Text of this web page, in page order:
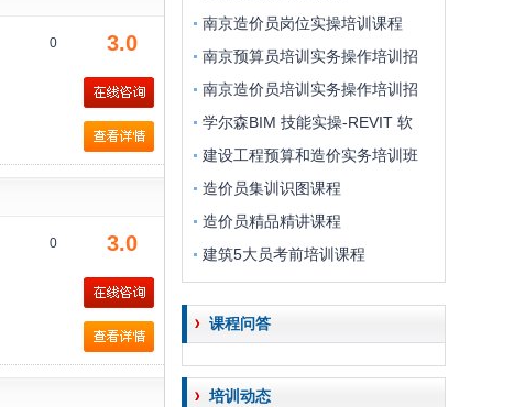
0 3.0
0 3.0
南京造价员岗位实操培训课程
南京预算员培训实务操作培训招
南京造价员培训实务操作培训招
学尔森BIM 技能实操-REVIT 软
建设工程预算和造价实务培训班
造价员集训识图课程
造价员精品精讲课程
建筑5大员考前培训课程
课程问答
培训动态